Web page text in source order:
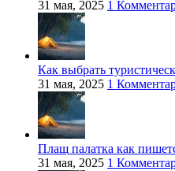
31 мая, 2025 1
Как выбрать
31 мая, 2025 1
Плащ палатка как
31 мая, 2025 1